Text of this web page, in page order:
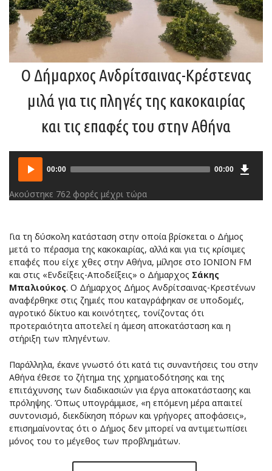
Ο Δήμαρχος Ανδρίτσαινας-Κρέστενας
μιλά για τις πληγές της κακοκαιρίας
και τις επαφές του στην Αθήνα
Audio
Player
00:00 00:00
Ακούστηκε 762 φορές μέχρι τώρα
Για τη δύσκολη κατάσταση στην οποία βρίσκεται ο Δήμος
μετά το πέρασμα της κακοκαιρίας, αλλά και για τις κρίσιμες
επαφές που είχε χθες στην Αθήνα, μίλησε στο IONION FM
και στις «Ενδείξεις-Αποδείξεις» ο Δήμαρχος Σάκης
Μπαλιούκος. Ο Δήμαρχος Δήμος Ανδρίτσαινας-Κρεστένων
αναφέρθηκε στις ζημιές που καταγράφηκαν σε υποδομές,
αγροτικό δίκτυο και κοινότητες, τονίζοντας ότι
προτεραιότητα αποτελεί η άμεση αποκατάσταση και η
στήριξη των πληγέντων.
Παράλληλα, έκανε γνωστό ότι κατά τις συναντήσεις του στην
Αθήνα έθεσε το ζήτημα της χρηματοδότησης και της
επιτάχυνσης των διαδικασιών για έργα αποκατάστασης και
πρόληψης. Όπως υπογράμμισε, «η επόμενη μέρα απαιτεί
συντονισμό, διεκδίκηση πόρων και γρήγορες αποφάσεις»,
επισημαίνοντας ότι ο Δήμος δεν μπορεί να αντιμετωπίσει
μόνος του το μέγεθος των προβλημάτων.